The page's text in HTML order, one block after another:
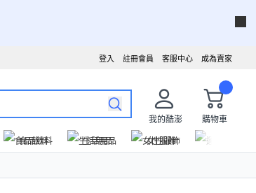
成為賣家
客服中心
註冊會員
登入
我的酷澎
購物車
食品飲料 生活用品 女性服飾